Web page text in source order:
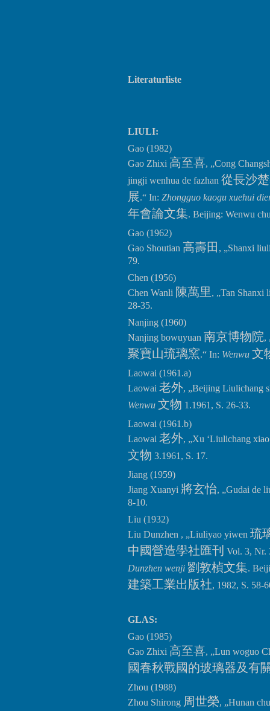
Literaturliste
LIULI:
Gao (1982)
Gao Zhixi 高至喜, „Cong
jingji wenhua de fazhan 從長沙
展.“ In: Zhongguo kaogu xuehui
年會論文集. Beijing: Wenwu
Gao (1962)
Gao Shoutian 高壽田 , „Shanxi
79.
Chen (1956)
Chen Wanli 陳萬里, „Tan Shanxi
28-35.
Nanjing (1960)
Nanjing bowuyuan 南京博物院,
聚寶山琉璃窯.“ In: Wenwu 文
Laowai (1961.a)
Laowai 老外, „Beijing Liulichang
Wenwu 文物 1.1961, S. 26-33.
Laowai (1961.b)
Laowai 老外, „Xu ‘Liulichang
文物 3.1961, S. 17.
Jiang (1959)
Jiang Xuanyi 將玄怡, „Gudai de
8-10.
Liu (1932)
Liu Dunzhen , „Liuliyao yiwen 琉
中國營造學社匯刊 Vol. 3, Nr.
Dunzhen wenji 劉敦楨文集.
建築工業出版社, 1982, S. 58-
GLAS:
Gao (1985)
Gao Zhixi 高至喜, „Lun woguo
國春秋戰國的玻璃器及有
Zhou (1988)
Zhou Shirong 周世榮, „Hunan